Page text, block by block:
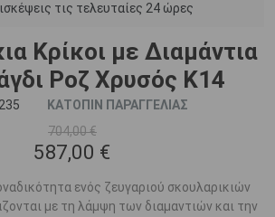
τις τελευταίες 24 ώρες
Κρίκοι με Διαμάντια
Ροζ Χρυσός K14
ΚΑΤΟΠΙΝ ΠΑΡΑΓΓΕΛΙΑΣ
704,00 €
587,00 €
ενός ζευγαριού σκουλαρικιών
με τη λάμψη των διαμαντιών και την